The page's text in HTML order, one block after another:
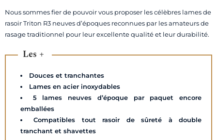
Nous sommes fier de pouvoir vous proposer les célèbres lames de
rasoir Triton R3 neuves d’époques reconnues par les amateurs de
rasage traditionnel pour leur excellente qualité et leur durabilité.
Les +
Douces et tranchantes
Lames en acier inoxydables
5 lames neuves d’époque par paquet encore
emballées
Compatibles tout rasoir de sûreté à double
tranchant et shavettes